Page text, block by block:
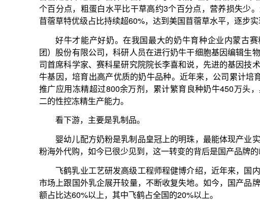
在程健博的引导下，记者来到我国第一条乳铁蛋白自动化生产线。此前，我国乳
铁蛋白原料长期依赖进口，产业化核心制备技术被国外垄断。为攻克乳品功能性原料
制品营养的核心，乳蛋白的提取与利用一直是乳企攻坚的重点。今年初，飞鹤发布了
全球领先的乳蛋白鲜萃提取科技，涵盖新鲜活性低温分离、层析超滤、定向酶解三大
技术，通过物理方式直接从鲜奶中提取各类活性蛋白成分。
不只飞鹤，一批骨干企业正脱颖而出。目前，我国有2家企业进入全球乳业10
强，中国奶业20强企业国内市场份额达到70%。奶企不断提升研发能力，推出具有国
际竞争力的产品，多家企业的产品在国际乳制品质量评比中获奖。我国奶业加快出海
从一根草、一头牛到一包液奶、一罐奶粉，奶业发展近年来取得重大阶段性成
效，奶产量突破4000万吨历史大关，养殖水平、装备水平不断提升，科技化、绿色化
对竞争力关、产业链关。
在逆境中前行